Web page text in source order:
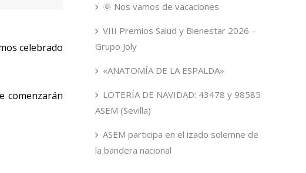
celebrado
comenzarán
🌞 Nos vamos de vacaciones
VIII Premios Salud y Bienestar 2026 –
Grupo Joly
«ANATOMÍA DE LA ESPALDA»
LOTERÍA DE NAVIDAD: 43478 y 98585
ASEM (Sevilla)
ASEM participa en el izado solemne de
la bandera nacional